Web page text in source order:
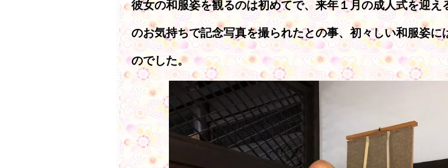
彼女の和服姿を観るのは初めてで、来年１月の成人式を迎え
のお気持ちで記念写真を撮られたとの事、初々しい和服姿に
のでした。